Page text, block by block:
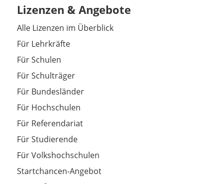
Lizenzen & Angebote
Alle Lizenzen im Überblick
Für Lehrkräfte
Für Schulen
Für Schulträger
Für Bundesländer
Für Hochschulen
Für Referendariat
Für Studierende
Für Volkshochschulen
Startchancen-Angebot